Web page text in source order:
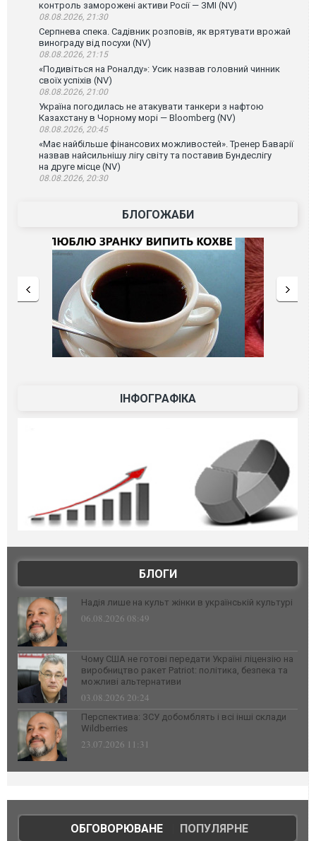
контроль заморожені активи Росії — ЗМІ (NV)
08.08.2026, 21:30
Серпнева спека. Садівник розповів, як врятувати врожай
винограду від посухи (NV)
08.08.2026, 21:15
«Подивіться на Роналду»: Усик назвав головний чинник
своїх успіхів (NV)
08.08.2026, 21:00
Україна погодилась не атакувати танкери з нафтою
Казахстану в Чорному морі — Bloomberg (NV)
08.08.2026, 20:45
«Має найбільше фінансових можливостей». Тренер Баварії
назвав найсильнішу лігу світу та поставив Бундеслігу
на друге місце (NV)
08.08.2026, 20:30
БЛОГОЖАБИ
ІНФОГРАФІКА
БЛОГИ
Надія лише на культ жінки в українській культурі
06.08.2026 08:49
Чому США не готові передати Україні ліцензію на
виробництво ракет Patriot: політика, безпека та
можливі альтернативи
03.08.2026 20:24
Перспектива: ЗСУ добомблять і всі інші склади
Wildberries
23.07.2026 11:31
ОБГОВОРЮВАНЕ| ПОПУЛЯРНЕ